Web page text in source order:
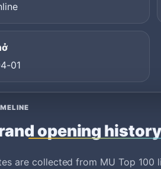
01
opening
are collected from MU Top